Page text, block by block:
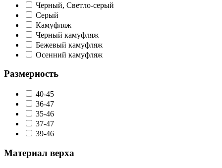
Черный, Светло-серый
Серый
Камуфляж
Черный камуфляж
Бежевый камуфляж
Осенний камуфляж
Размерность
40-45
36-47
35-46
37-47
39-46
Материал верха